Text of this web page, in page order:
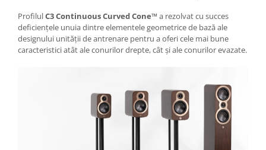
ProfilulC3 Continuous Curved Cone™ a rezolvat cu succes
deficiențele unuia dintre elementele geometrice de bază ale
designului unității de antrenare pentru a oferi cele mai bune
caracteristici atât ale conurilor drepte, cât și ale conurilor evazate.